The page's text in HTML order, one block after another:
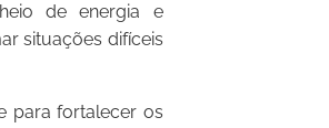
de energia e
situações difíceis
para fortalecer os